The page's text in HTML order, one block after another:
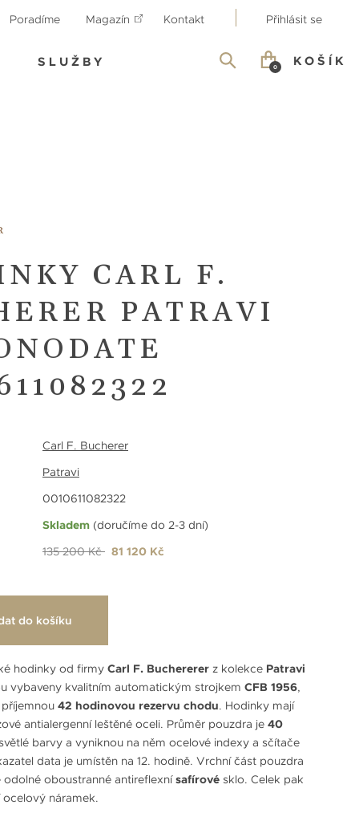
Poradíme Magazín Kontakt Přihlásit se
SLUŽBY KOŠÍK
0
CARL F.
PATRAVI
Carl F. Bucherer
Patravi
0010611082322
Skladem (doručíme do 2-3 dní)
135 200 Kč 81 120 Kč
do košíku
hodinky od firmy Carl F. Buchererer z kolekce Patravi
vybaveny kvalitním automatickým strojkem CFB 1956,
42 hodinovou rezervu chodu. Hodinky mají
antialergenní leštěné oceli. Průměr pouzdra je 40
barvy a vyniknou na něm ocelové indexy a sčítače
data je umístěn na 12. hodině. Vrchní část pouzdra
oboustranné antireflexnísafírové sklo. Celek pak
náramek.